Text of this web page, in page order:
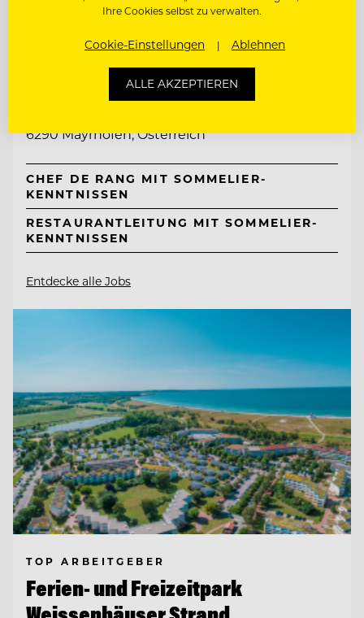
TOP ARBEITGEBER
Neuhaus Zillertal Resort &
ElisabethHotel
6290 Mayrhofen, Österreich
CHEF DE RANG MIT SOMMELIER-
KENNTNISSEN
RESTAURANTLEITUNG MIT SOMMELIER-
KENNTNISSEN
Entdecke alle Jobs
TOP ARBEITGEBER
Ferien- und Freizeitpark
Ihre Cookies selbst zu verwalten.
Cookie-Einstellungen Ablehnen
ALLE AKZEPTIEREN